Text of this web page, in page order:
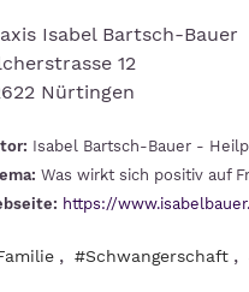
Isabel Bartsch-Bauer
12
Nürtingen
Isabel Bartsch-Bauer -
Was wirkt sich positiv auf
https://
, #Schwangerschaft ,